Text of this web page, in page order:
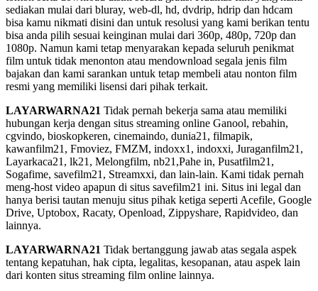
sediakan mulai dari bluray, web-dl, hd, dvdrip, hdrip dan hdcam
bisa kamu nikmati disini dan untuk resolusi yang kami berikan tentu
bisa anda pilih sesuai keinginan mulai dari 360p, 480p, 720p dan
1080p. Namun kami tetap menyarakan kepada seluruh penikmat
film untuk tidak menonton atau mendownload segala jenis film
bajakan dan kami sarankan untuk tetap membeli atau nonton film
resmi yang memiliki lisensi dari pihak terkait.
LAYARWARNA21 Tidak pernah bekerja sama atau memiliki
hubungan kerja dengan situs streaming online Ganool, rebahin,
cgvindo, bioskopkeren, cinemaindo, dunia21, filmapik,
kawanfilm21, Fmoviez, FMZM, indoxx1, indoxxi, Juraganfilm21,
Layarkaca21, lk21, Melongfilm, nb21,Pahe in, Pusatfilm21,
Sogafime, savefilm21, Streamxxi, dan lain-lain. Kami tidak pernah
meng-host video apapun di situs savefilm21 ini. Situs ini legal dan
hanya berisi tautan menuju situs pihak ketiga seperti Acefile, Google
Drive, Uptobox, Racaty, Openload, Zippyshare, Rapidvideo, dan
lainnya.
LAYARWARNA21 Tidak bertanggung jawab atas segala aspek
tentang kepatuhan, hak cipta, legalitas, kesopanan, atau aspek lain
dari konten situs streaming film online lainnya.